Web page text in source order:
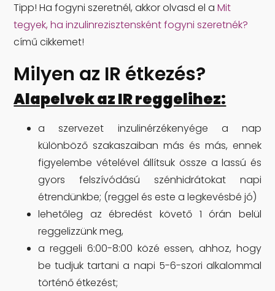
Tipp! Ha fogyni szeretnél, akkor olvasd el aMit
tegyek, ha inzulinrezisztensként fogyni szeretnék?
című cikkemet!
Milyen az IR étkezés?
Alapelvek az IR reggelihez:
a szervezet inzulinérzékenyége a nap
különböző szakaszaiban más és más, ennek
figyelembe vételével állítsuk össze a lassú és
gyors felszívódású szénhidrátokat napi
étrendünkbe; (reggel és este a legkevésbé jó)
lehetőleg az ébredést követő 1 órán belül
reggelizzünk meg,
a reggeli 6:00-8:00 közé essen, ahhoz, hogy
be tudjuk tartani a napi 5-6-szori alkalommal
történő étkezést;